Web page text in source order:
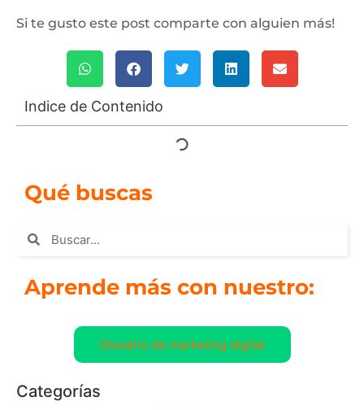
Si te gusto este post comparte con alguien más!
Indice de Contenido
Qué buscas
Aprende más con nuestro:
Glosario de marketing digital
Categorías